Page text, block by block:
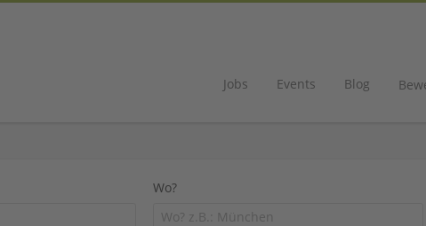
Jobs Events Blog
Wo?